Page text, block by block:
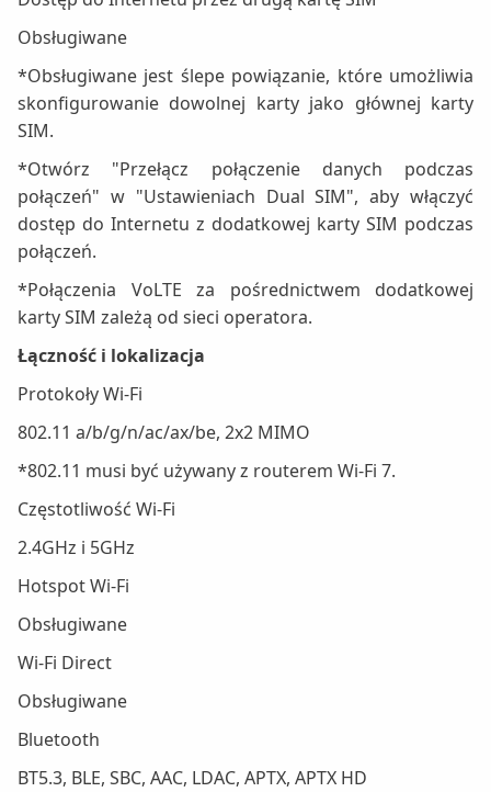
Obsługiwane
*Obsługiwane jest ślepe powiązanie, które umożliwia
skonfigurowanie dowolnej karty jako głównej karty
SIM.
*Otwórz "Przełącz połączenie danych podczas
połączeń" w "Ustawieniach Dual SIM", aby włączyć
dostęp do Internetu z dodatkowej karty SIM podczas
połączeń.
*Połączenia VoLTE za pośrednictwem dodatkowej
karty SIM zależą od sieci operatora.
Łączność i lokalizacja
Protokoły Wi-Fi
802.11 a/b/g/n/ac/ax/be, 2x2 MIMO
*802.11 musi być używany z routerem Wi-Fi 7.
Częstotliwość Wi-Fi
2.4GHz i 5GHz
Hotspot Wi-Fi
Obsługiwane
Wi-Fi Direct
Obsługiwane
Bluetooth
BT5.3, BLE, SBC, AAC, LDAC, APTX, APTX HD